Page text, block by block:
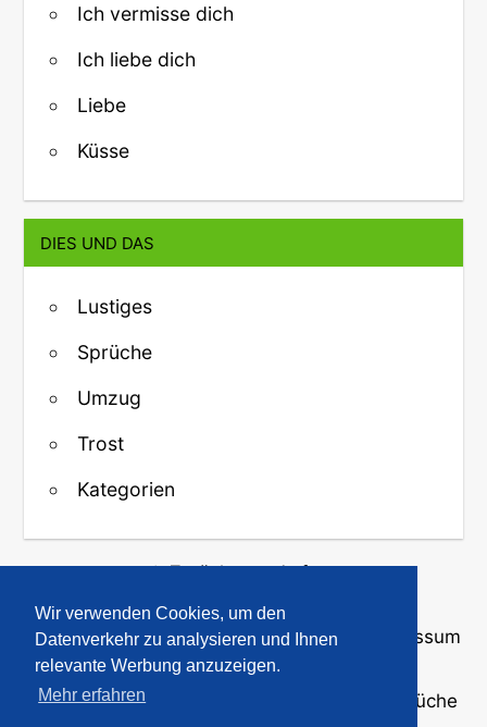
Wir verwenden Cookies, um den
Datenverkehr zu analysieren und Ihnen
relevante Werbung anzuzeigen.
Mehr erfahren
Ich vermisse dich
Ich liebe dich
Liebe
Küsse
DIES UND DAS
Lustiges
Sprüche
Umzug
Trost
Kategorien
↑ Zurück zum Anfang
Über uns·Kontakt·Datenschutz Impressum
© 2008-2026
· Bilder und Sprüche